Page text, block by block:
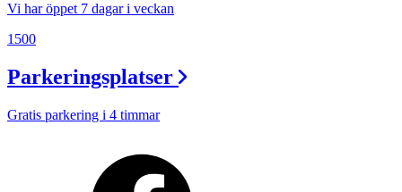
Vi har öppet 7 dagar i veckan
1500
Parkeringsplatser
Gratis parkering i 4 timmar